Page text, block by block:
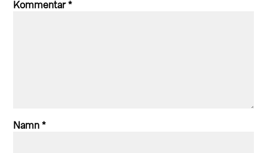
Kommentar*
Namn*